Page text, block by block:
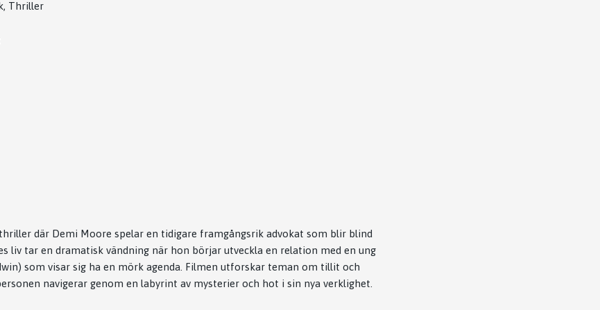
Thriller
där Demi Moore spelar en tidigare framgångsrik advokat som blir blind
liv tar en dramatisk vändning när hon börjar utveckla en relation med en ung
som visar sig ha en mörk agenda. Filmen utforskar teman om tillit och
navigerar genom en labyrint av mysterier och hot i sin nya verklighet.